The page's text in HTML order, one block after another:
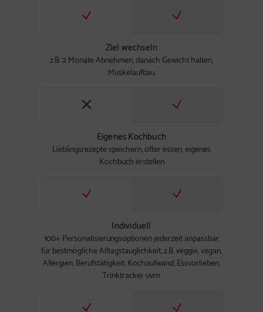
Ziel wechseln
z.B. 2 Monate Abnehmen, danach Gewicht halten,
Muskelaufbau
Eigenes Kochbuch
Lieblingsrezepte speichern, öfter essen, eigenes
Kochbuch erstellen
Individuell
100+ Personalisierungsoptionen jederzeit anpassbar
für bestmögliche Alltagstauglichkeit, z.B. veggie, vegan,
Allergien, Berufstätigkeit, Kochaufwand, Essvorlieben,
Trinktracker uvm.